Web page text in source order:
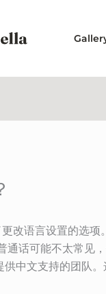
改语言设置的选项
通话可能不太常见
中文支持的团队